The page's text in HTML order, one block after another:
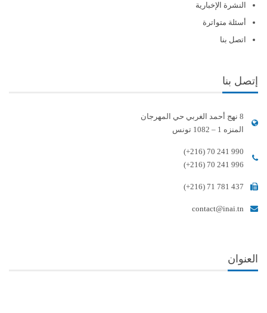
النشرة الإخبارية
أسئلة متواترة
اتصل بنا
إتصل بنا
8 نهج أحمد الغربي حي المهرجان
المنزه 1 – 1082 تونس
(+216) 70 241 990
(+216) 70 241 996
(+216) 71 781 437
contact@inai.tn
العنوان